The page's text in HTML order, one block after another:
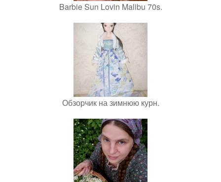
Barbie Sun Lovin Malibu 70s.
Обзорчик на зимнюю курн.